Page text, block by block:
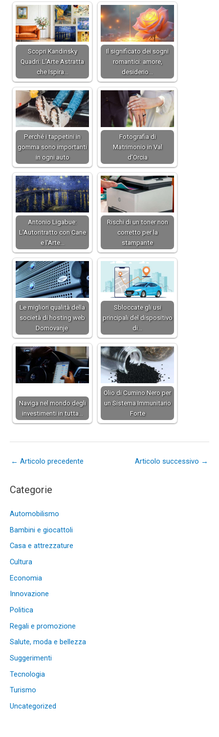
Scopri Kandinsky
Quadri: L’Arte Astratta
che Ispira…
Il significato dei sogni
romantici: amore,
desiderio…
Perché i tappetini in
gomma sono importanti
in ogni auto
Fotografia di
Matrimonio in Val
d’Orcia
Antonio Ligabue:
L'Autoritratto con Cane
e l'Arte…
Rischi di un toner non
corretto per la
stampante
Le migliori qualità della
società di hosting web
Domovanje
Sbloccate gli usi
principali del dispositivo
di…
Naviga nel mondo degli
investimenti in tutta…
Olio di Cumino Nero per
un Sistema Immunitario
Forte
← Articolo precedente Articolo successivo →
Categorie
Automobilismo
Bambini e giocattoli
Casa e attrezzature
Cultura
Economia
Innovazione
Politica
Regali e promozione
Salute, moda e bellezza
Suggerimenti
Tecnologia
Turismo
Uncategorized